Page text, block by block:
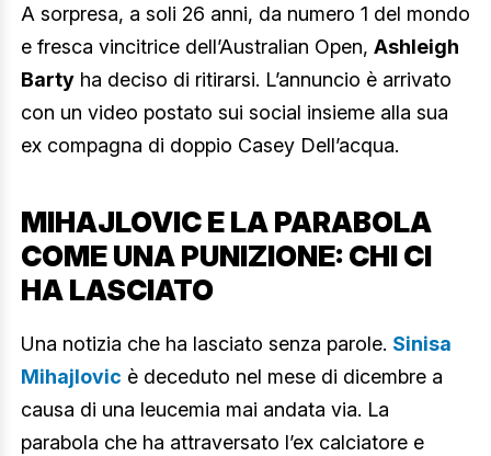
A sorpresa, a soli 26 anni, da numero 1 del mondo
e fresca vincitrice dell’Australian Open, Ashleigh
Barty ha deciso di ritirarsi. L’annuncio è arrivato
con un video postato sui social insieme alla sua
ex compagna di doppio Casey Dell’acqua.
MIHAJLOVIC E LA PARABOLA
COME UNA PUNIZIONE: CHI CI
HA LASCIATO
Una notizia che ha lasciato senza parole. Sinisa
Mihajlovic è deceduto nel mese di dicembre a
causa di una leucemia mai andata via. La
parabola che ha attraversato l’ex calciatore e